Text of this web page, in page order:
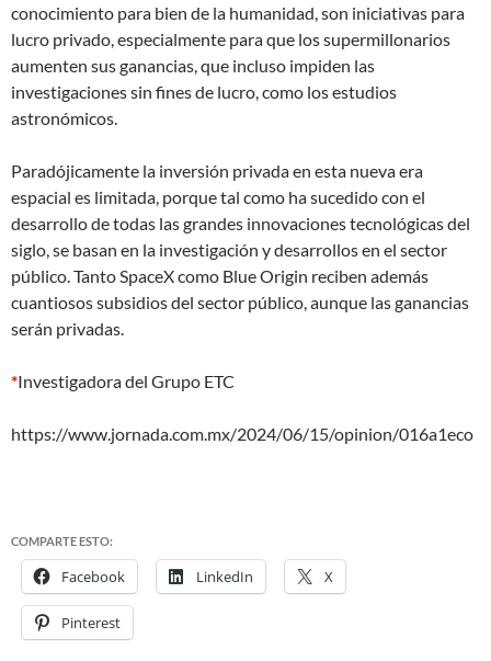
conocimiento para bien de la humanidad, son iniciativas para
lucro privado, especialmente para que los supermillonarios
aumenten sus ganancias, que incluso impiden las
investigaciones sin fines de lucro, como los estudios
astronómicos.
Paradójicamente la inversión privada en esta nueva era
espacial es limitada, porque tal como ha sucedido con el
desarrollo de todas las grandes innovaciones tecnológicas del
siglo, se basan en la investigación y desarrollos en el sector
público. Tanto SpaceX como Blue Origin reciben además
cuantiosos subsidios del sector público, aunque las ganancias
serán privadas.
*Investigadora del Grupo ETC
https://www.jornada.com.mx/2024/06/15/opinion/016a1eco
COMPARTE ESTO:
Facebook LinkedIn X
Pinterest